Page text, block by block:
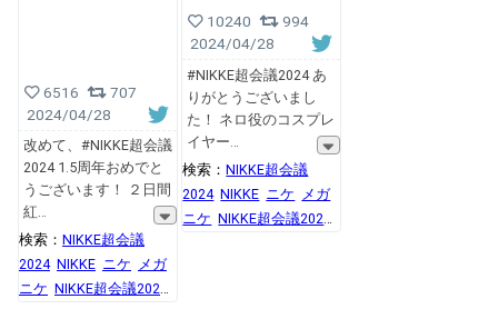
6516
707
2024/04/28
改めて、#NIKKE超会議
2024 1.5周年おめでと
うございます！ ２日間
紅
検索： NIKKE超会議
2024 NIKKE ニケ
メガ
ニケ NIKKE超会議2024
10240
994
2024/04/28
#NIKKE超会議2024 あ
りがとうございまし
た！ ネロ役のコスプレ
イヤー
検索：NIKKE超会議
2024 NIKKE ニケ
メガ
ニケ NIKKE超会議2024